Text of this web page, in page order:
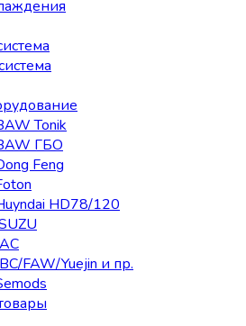
Tonik
ГБО
Feng
HD78/120
FAW/Yuejin и пр.